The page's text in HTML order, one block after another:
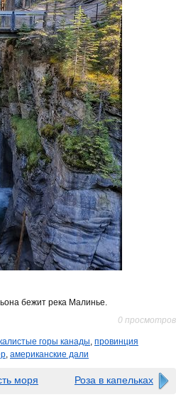
бежит река Малинье.
0 просмотров
горы канады, провинция
, американские дали
моря Роза в капельках